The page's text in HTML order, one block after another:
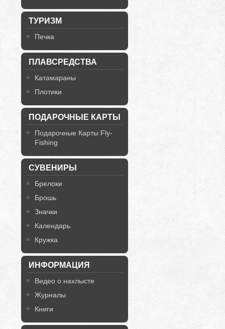
ТУРИЗМ
Печка
ПЛАВСРЕДСТВА
Катамараны
Плотики
ПОДАРОЧНЫЕ КАРТЫ
Подарочные Карты Fly-
Fishing
СУВЕНИРЫ
Брелоки
Брошь
Значки
Календарь
Кружка
ИНФОРМАЦИЯ
Видео о нахлысте
Журналы
Книги